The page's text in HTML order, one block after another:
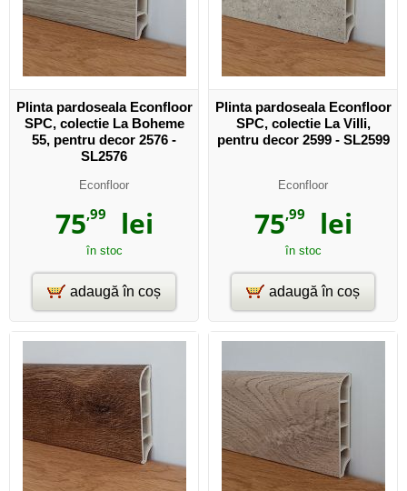
Plinta pardoseala Econfloor
SPC, colectie La Boheme
55, pentru decor 2576 -
SL2576
Econfloor
75,99 lei
în stoc
adaugă în coș
Plinta pardoseala Econfloor
SPC, colectie La Villi,
pentru decor 2599 - SL2599
Econfloor
75,99 lei
în stoc
adaugă în coș